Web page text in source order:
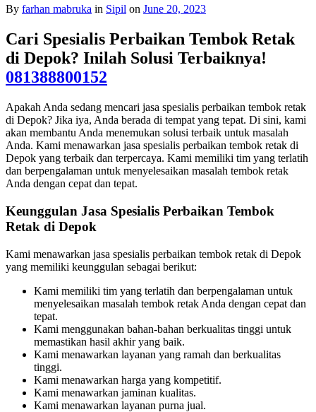
By farhan mabruka in Sipil on June 20, 2023
Cari Spesialis Perbaikan Tembok Retak
di Depok? Inilah Solusi Terbaiknya!
081388800152
Apakah Anda sedang mencari jasa spesialis perbaikan tembok retak
di Depok? Jika iya, Anda berada di tempat yang tepat. Di sini, kami
akan membantu Anda menemukan solusi terbaik untuk masalah
Anda. Kami menawarkan jasa spesialis perbaikan tembok retak di
Depok yang terbaik dan terpercaya. Kami memiliki tim yang terlatih
dan berpengalaman untuk menyelesaikan masalah tembok retak
Anda dengan cepat dan tepat.
Keunggulan Jasa Spesialis Perbaikan Tembok
Retak di Depok
Kami menawarkan jasa spesialis perbaikan tembok retak di Depok
yang memiliki keunggulan sebagai berikut:
Kami memiliki tim yang terlatih dan berpengalaman untuk
menyelesaikan masalah tembok retak Anda dengan cepat dan
tepat.
Kami menggunakan bahan-bahan berkualitas tinggi untuk
memastikan hasil akhir yang baik.
Kami menawarkan layanan yang ramah dan berkualitas
tinggi.
Kami menawarkan harga yang kompetitif.
Kami menawarkan jaminan kualitas.
Kami menawarkan layanan purna jual.